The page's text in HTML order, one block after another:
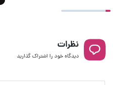
نظرات
دیدگاه خود را اشتراک گذارید